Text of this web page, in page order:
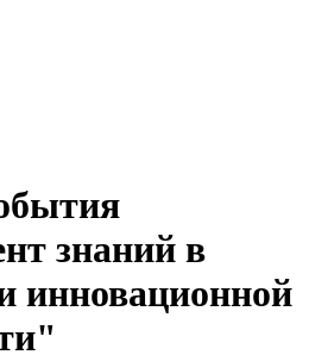
знаний в
инновационной